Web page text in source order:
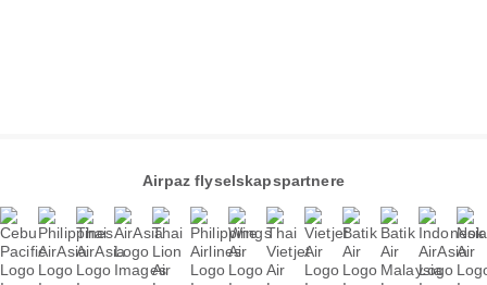
Airpaz flyselskapspartnere